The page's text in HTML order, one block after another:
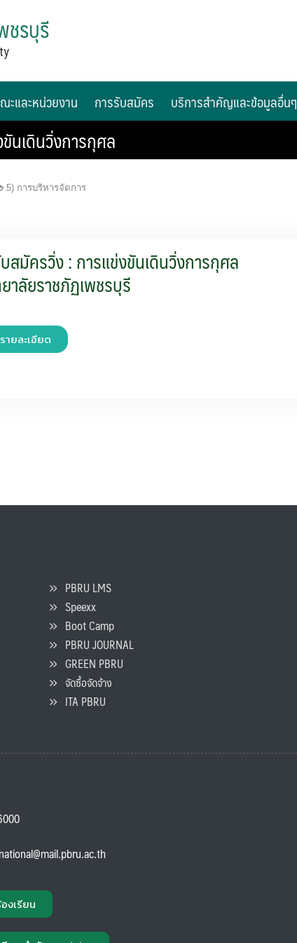
ชรบุรี
ะและหน่วยงาน การรับสมัคร บริการสำคัญและข้อมูลอื่นๆ
นเดินวิ่งการกุศล
5) การบริหารจัดการ
สมัครวิ่ง : การแข่งขันเดินวิ่งการกุศล
าลัยราชภัฏเพชรบุรี
รายละเอียด
PBRU LMS
Speexx
Boot Camp
PBRU JOURNAL
GREEN PBRU
จัดซื้อจัดจ้าง
ITA PBRU
งเรียน